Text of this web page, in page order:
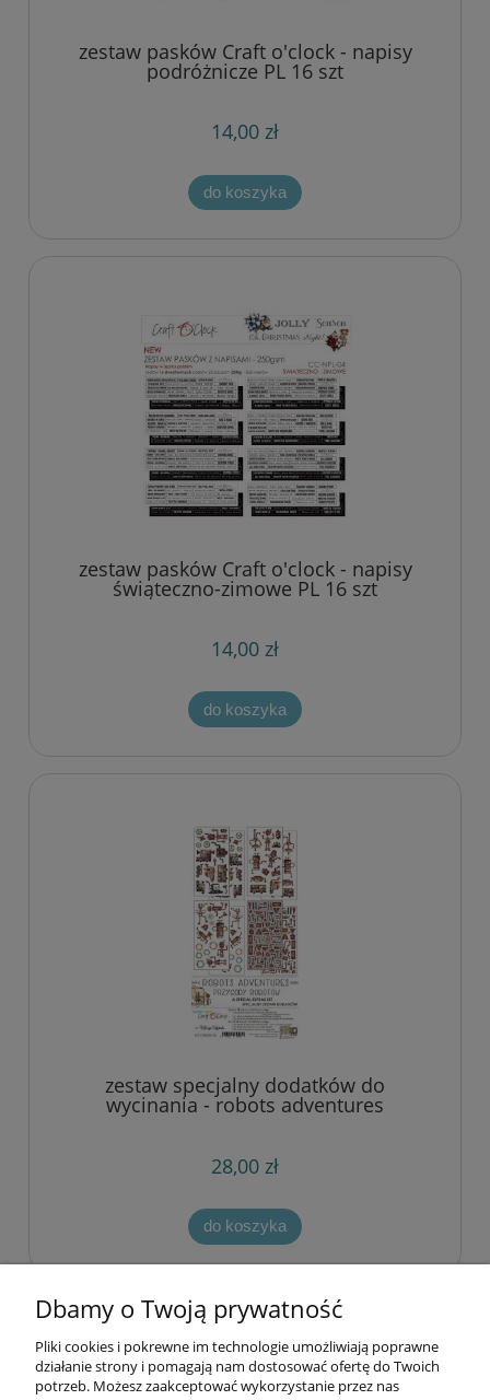
zestaw pasków Craft o'clock - napisy
podróżnicze PL 16 szt
14,00 zł
do koszyka
zestaw pasków Craft o'clock - napisy
świąteczno-zimowe PL 16 szt
14,00 zł
do koszyka
zestaw specjalny dodatków do
wycinania - robots adventures
28,00 zł
do koszyka
« 1 ... 11 12 13 14
Informacje
Dbamy o Twoją prywatność
Pliki cookies i pokrewne im technologie umożliwiają poprawne
działanie strony i pomagają nam dostosować ofertę do Twoich
potrzeb. Możesz zaakceptować wykorzystanie przez nas